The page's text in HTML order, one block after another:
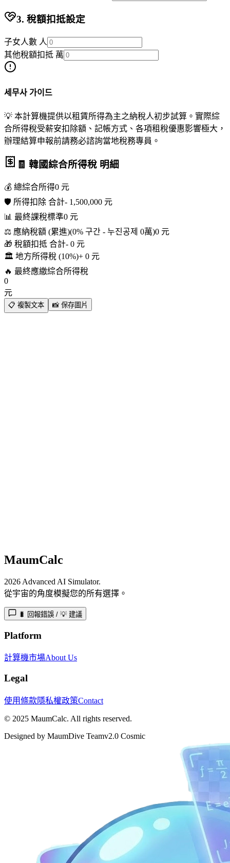
3. 稅額扣抵設定
子女人數 人
其他稅額扣抵 萬
세무사 가이드
💡 本計算機提供以租賃所得為主之納稅人初步試算。實際綜
合所得稅受薪安扣除額、記帳方式、各項租稅優惠影響極大，
辦理結算申報前請務必諮詢當地稅務專員。
🧾 韓國綜合所得稅 明細
💰 總綜合所得0 元
🛡️ 所得扣除 合計- 1,500,000 元
📊 最終課稅標準0 元
⚖️ 應納稅額 (累進)(0% 구간 - 누진공제 0萬)0 元
🎁 稅額扣抵 合計- 0 元
🏛️ 地方所得稅 (10%)+ 0 元
🔥 最終應繳綜合所得稅
0
元
📋 複製文本 📸 保存圖片
MaumCalc
2026 Advanced AI Simulator.
從宇宙的角度模擬您的所有選擇。
🐛 回報錯誤 / 💡 建議
Platform
計算機市場About Us
Legal
使用條款隱私權政策Contact
© 2025 MaumCalc. All rights reserved.
Designed by MaumDive Teamv2.0 Cosmic